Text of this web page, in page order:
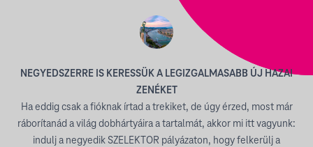
NEGYEDSZERRE IS KERESSÜK A LEGIZGALMASABB ÚJ HAZAI
ZENÉKET
Ha eddig csak a fióknak írtad a trekiket, de úgy érzed, most már
ráborítanád a világ dobhártyáira a tartalmát, akkor mi itt vagyunk:
indulj a negyedik SZELEKTOR pályázaton, hogy felkerülj a